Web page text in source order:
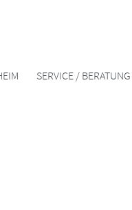
SERVICE / BERATUNG